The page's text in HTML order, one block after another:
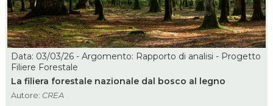
Data: 03/03/26 - Argomento: Rapporto di analisi - Progetto
Filiere Forestale
La filiera forestale nazionale dal bosco al legno
Autore: CREA